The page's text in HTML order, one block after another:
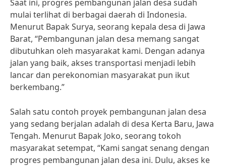
Saat ini, progres pembangunan jalan desa sudah
mulai terlihat di berbagai daerah di Indonesia.
Menurut Bapak Surya, seorang kepala desa di Jawa
Barat, “Pembangunan jalan desa memang sangat
dibutuhkan oleh masyarakat kami. Dengan adanya
jalan yang baik, akses transportasi menjadi lebih
lancar dan perekonomian masyarakat pun ikut
berkembang.”
Salah satu contoh proyek pembangunan jalan desa
yang sedang berjalan adalah di desa Kerta Baru, Jawa
Tengah. Menurut Bapak Joko, seorang tokoh
masyarakat setempat, “Kami sangat senang dengan
progres pembangunan jalan desa ini. Dulu, akses ke